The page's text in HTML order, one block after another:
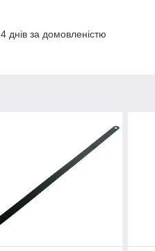
днів за домовленістю